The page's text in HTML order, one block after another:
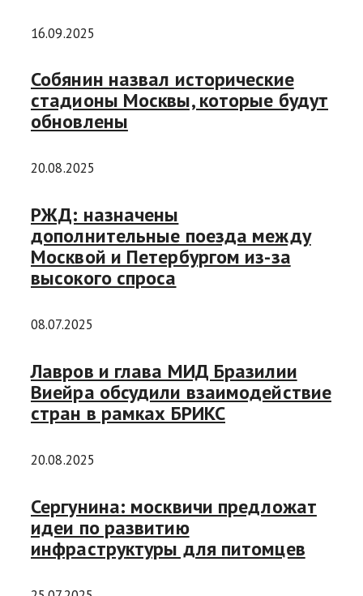
16.09.2025
Собянин назвал исторические
стадионы Москвы, которые будут
обновлены
20.08.2025
РЖД: назначены
дополнительные поезда между
Москвой и Петербургом из-за
высокого спроса
08.07.2025
Лавров и глава МИД Бразилии
Виейра обсудили взаимодействие
стран в рамках БРИКС
20.08.2025
Сергунина: москвичи предложат
идеи по развитию
инфраструктуры для питомцев